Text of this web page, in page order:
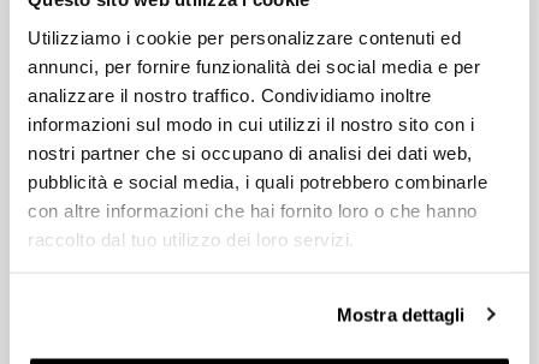
Utilizziamo i cookie per personalizzare contenuti ed
annunci, per fornire funzionalità dei social media e per
analizzare il nostro traffico. Condividiamo inoltre
informazioni sul modo in cui utilizzi il nostro sito con i
nostri partner che si occupano di analisi dei dati web,
pubblicità e social media, i quali potrebbero combinarle
con altre informazioni che hai fornito loro o che hanno
raccolto dal tuo utilizzo dei loro servizi.
Mostra dettagli
Händler stehen Ihnen zur Verfügung, um Sie bei der Planung des
idealen Beschattungssystems zu beraten und maßgeschneiderte
und funktionelle Lösungen zu entwickeln. Füllen Sie jetzt das
Formular aus, um weitere Informationen zu erhalten oder um von
einem Pratic-Ansprechpartner kontaktiert zu werden.
HoReCa
Designer/Architekt
Privat
Händler